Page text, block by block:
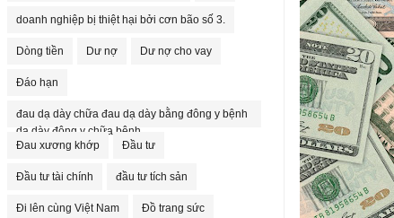
doanh nghiệp bị thiệt hại bởi cơn bão số 3.
Dòng tiền Dư nợ Dư nợ cho vay
Đáo hạn
đau dạ dày chữa đau dạ dày bằng đông y bệnh
dạ dày đông y chữa bệnh
Đau xương khớp
Đầu tư
Đầu tư tài chính đầu tư tích sản
Đi lên cùng Việt Nam Đồ trang sức